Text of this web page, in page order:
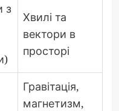
з
Хвилі та
вектори в
просторі
Гравітація,
магнетизм,